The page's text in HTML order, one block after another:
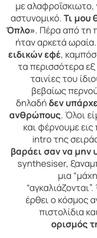
με αλαφροΐσκιωτο,
αστυνομικό.Τι μου
Όπλο». Πέρα από τη
ήταν αρκετά
ειδικών εφέ,
τα περισσότερα
ταινίες του
βεβαίως
δηλαδήδεν
ανθρώπους. Όλοι
και φέρνουμε
intro της
βαράει σαν να μην
synthesiser,
μια
έρθει ο κόσμος
πιστολίδια
ορισμός